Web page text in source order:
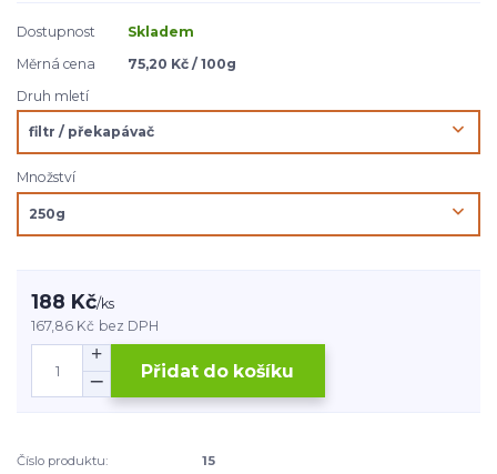
Dostupnost
Skladem
Měrná cena
75,20 Kč / 100g
Druh mletí
Množství
188 Kč/ks
167,86 Kč bez DPH
Přidat do košíku
Číslo produktu:
15